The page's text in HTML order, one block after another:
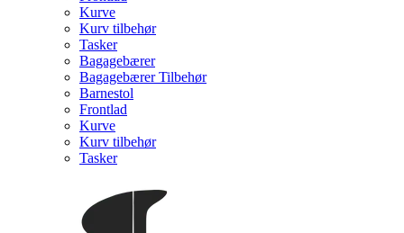
Kurve
Kurv tilbehør
Tasker
Bagagebærer
Bagagebærer Tilbehør
Barnestol
Frontlad
Kurve
Kurv tilbehør
Tasker